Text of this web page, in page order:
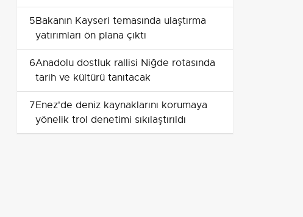
5Bakanın Kayseri temasında ulaştırma
yatırımları ön plana çıktı
6Anadolu dostluk rallisi Niğde rotasında
tarih ve kültürü tanıtacak
7Enez'de deniz kaynaklarını korumaya
yönelik trol denetimi sıkılaştırıldı